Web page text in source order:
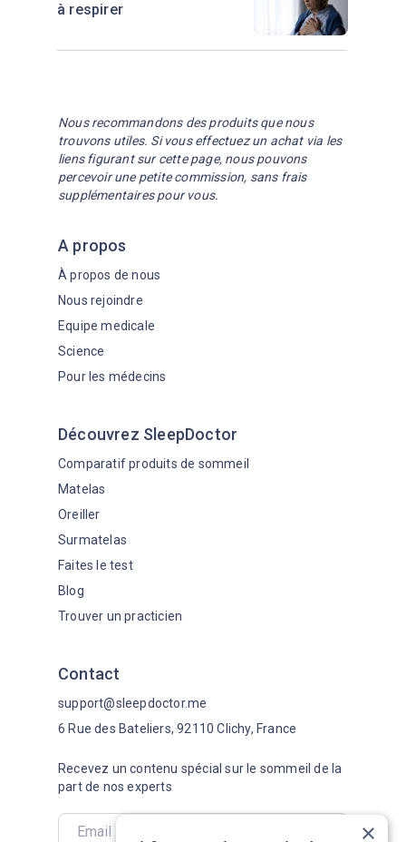
à respirer
A propos
Découvrez SleepDoctor
Contact
Nous recommandons des produits que nous
trouvons utiles. Si vous effectuez un achat via les
liens figurant sur cette page, nous pouvons
percevoir une petite commission, sans frais
supplémentaires pour vous.
Nous rejoindre
Equipe medicale
Science
Matelas
Comparatif produits de sommeil
Oreiller
Surmatelas
Blog
Trouver un practicien
Faites le test
Pour les médecins
Recevez un contenu spécial sur le sommeil de la
part de nos experts
support@sleepdoctor.me
6 Rue des Bateliers, 92110 Clichy, France
À propos de nous
×